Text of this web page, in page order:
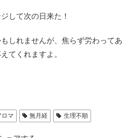
して次の日来た！
しれませんが、焦らず労わってあ
てくれますよ。
ロマ 無月経 生理不順